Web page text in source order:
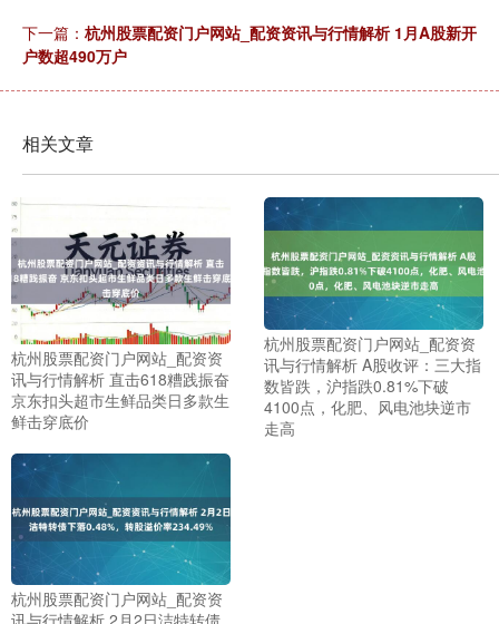
下一篇： 杭州股票配资门户网站_配资资讯与行情解析 1月A股新开
户数超490万户
相关文章
杭州股票配资门户网站_配资资
讯与行情解析 直击618糟践振奋
京东扣头超市生鲜品类日多款生
鲜击穿底价
杭州股票配资门户网站_配资资
讯与行情解析 A股收评：三大指
数皆跌，沪指跌0.81%下破
4100点，化肥、风电池块逆市
走高
杭州股票配资门户网站_配资资